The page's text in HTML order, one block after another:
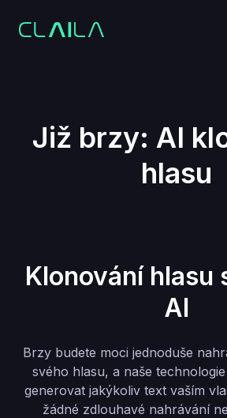
Již brzy: AI
hlasu
Klonování hlasu
AI
Brzy budete moci jednoduše
svého hlasu, a naše
generovat jakýkoliv text vaším
žádné zdlouhavé nahrávání